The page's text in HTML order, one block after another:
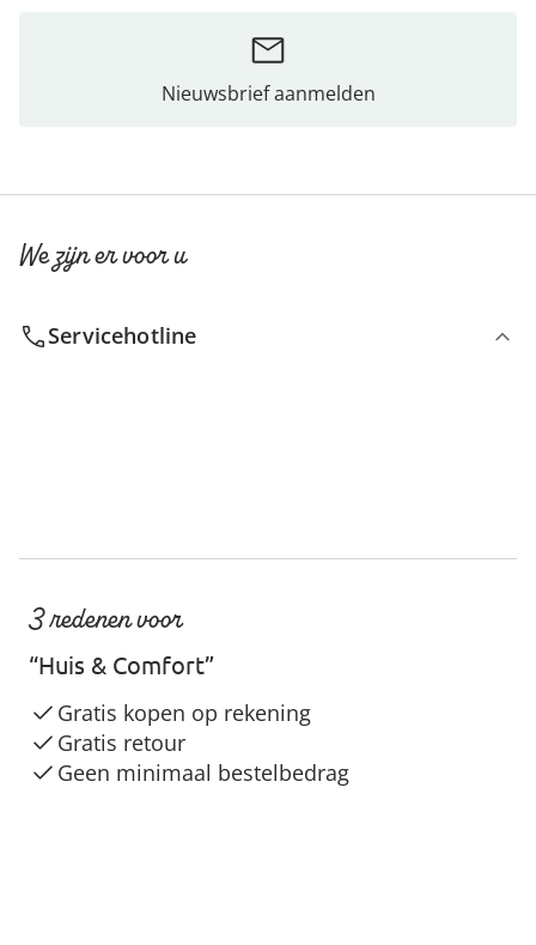
Nieuwsbrief aanmelden
We zijn er voor u
Servicehotline
3 redenen voor
“Huis & Comfort”
Gratis kopen op rekening
Gratis retour
Geen minimaal bestelbedrag